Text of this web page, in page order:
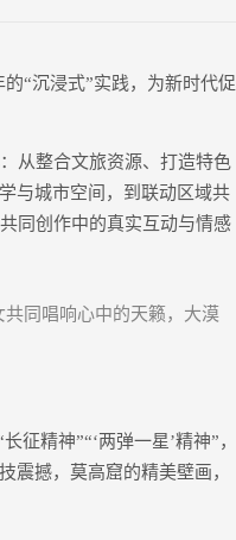
“沉浸式”实践，为新时代促
从整合文旅资源、打造特色
与城市空间，到联动区域共
同创作中的真实互动与情感
同唱响心中的天籁，大漠
精神”“‘两弹一星’精神”，
震撼，莫高窟的精美壁画，